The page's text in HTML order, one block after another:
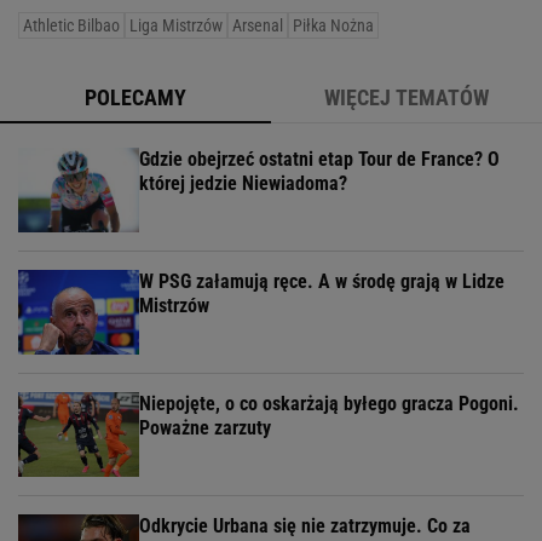
Athletic Bilbao Liga Mistrzów Arsenal Piłka Nożna
POLECAMY WIĘCEJ TEMATÓW
Gdzie obejrzeć ostatni etap Tour de France? O
której jedzie Niewiadoma?
W PSG załamują ręce. A w środę grają w Lidze
Mistrzów
Niepojęte, o co oskarżają byłego gracza Pogoni.
Poważne zarzuty
Odkrycie Urbana się nie zatrzymuje. Co za